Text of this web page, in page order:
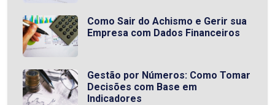
Como Sair do Achismo e Gerir sua
Empresa com Dados Financeiros
Gestão por Números: Como Tomar
Decisões com Base em
Indicadores